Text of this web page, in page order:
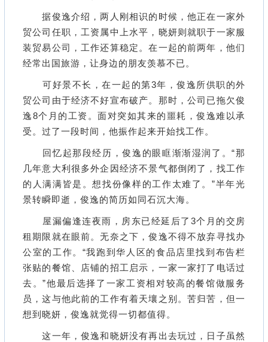
据俊逸介绍，两人刚相识的时候，他正在一家外
贸公司任职，工资属中上水平，晓妍则就职于一家服
装贸易公司，工作还算稳定。在一起的前两年，他们
经常出国旅游，让身边的朋友羡慕不已。
可好景不长，在一起的第3年，俊逸所供职的外
贸公司由于经济不好宣布破产。那时，公司已拖欠俊
逸8个月的工资。面对突如其来的噩耗，俊逸难以承
受。过了一段时间，他振作起来开始找工作。
回忆起那段经历，俊逸的眼眶渐渐湿润了。“那
几年意大利很多外企因经济不景气都倒闭了，找工作
的人满满皆是。想找份像样的工作太难了。”半年光
景转瞬即逝，俊逸的简历如同石沉大海。
屋漏偏逢连夜雨，房东已经延后了3个月的交房
租期限就在眼前。无奈之下，俊逸不得不放弃寻找办
公室的工作。“我跑到华人区的食品店里找到布告栏
张贴的餐馆、店铺的招工启示，一家一家打了电话过
去。”他最后选择了一家工资相对较高的餐馆做服务
员，这与他此前的工作有着天壤之别。苦归苦，但一
想到晓妍，俊逸就觉得一切都值得。
这一年，俊逸和晓妍没有再出去玩过，日子虽然